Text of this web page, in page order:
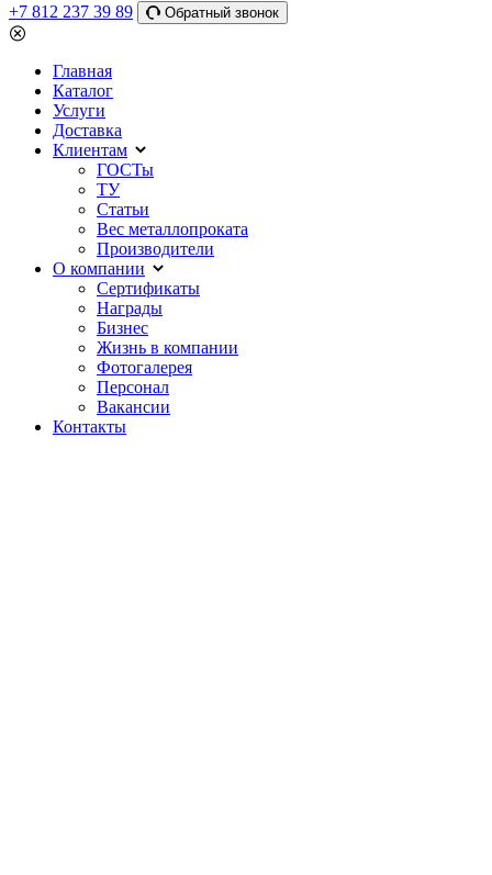
+7 812 237 39 89 Обратный звонок
Главная
Каталог
Услуги
Доставка
Клиентам
ГОСТы
ТУ
Статьи
Вес металлопроката
Производители
О компании
Сертификаты
Награды
Бизнес
Жизнь в компании
Фотогалерея
Персонал
Вакансии
Контакты